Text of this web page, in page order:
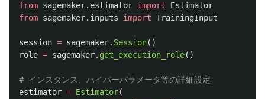
from sagemaker.estimator import
Estimator
from sagemaker.inputs import TrainingInput
session = sagemaker. Session()
role = sagemaker. get_execution_role()
estimator = Estimator(